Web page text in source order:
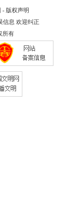
- 版权声明
信息 欢迎纠正
所有